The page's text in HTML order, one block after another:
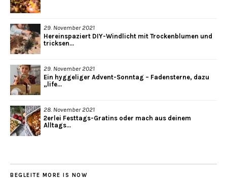
29. November 2021
Hereinspaziert DIY-Windlicht mit Trockenblumen und
tricksen...
29. November 2021
Ein hyggeliger Advent-Sonntag – Fadensterne, dazu
„life...
28. November 2021
2erlei Festtags-Gratins oder mach aus deinem
Alltags...
BEGLEITE MORE IS NOW